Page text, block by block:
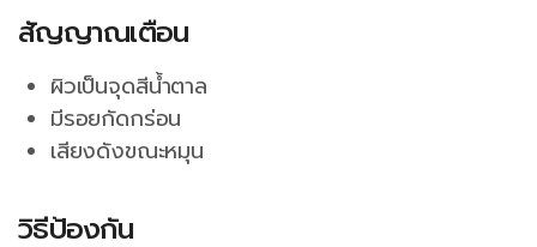
สัญญาณเตือน
ผิวเป็นจุดสีน้ำตาล
มีรอยกัดกร่อน
เสียงดังขณะหมุน
วิธีป้องกัน